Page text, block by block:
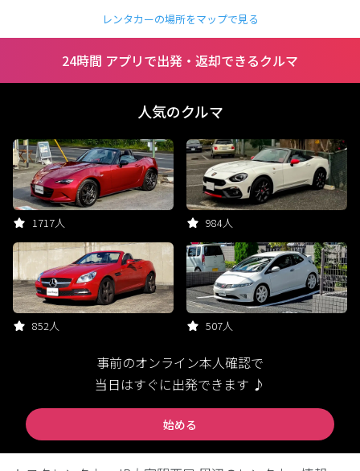
レンタカーの場所をマップで見る
24時間 アプリで出発・返却できるクルマ
人気のクルマ
1717人 984人
852人 507人
事前のオンライン本人確認で
当日はすぐに出発できます ♪
始める